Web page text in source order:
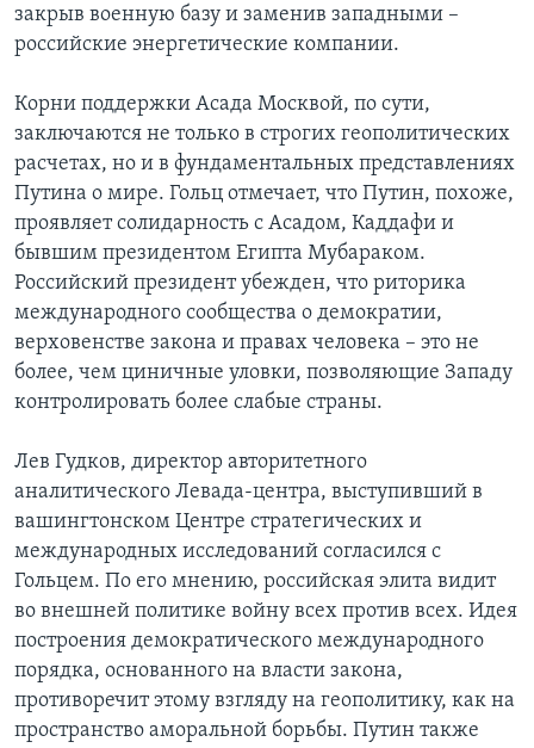
закрыв военную базу и заменив западными –
российские энергетические компании.
Корни поддержки Асада Москвой, по сути,
заключаются не только в строгих геополитических
расчетах, но и в фундаментальных представлениях
Путина о мире. Гольц отмечает, что Путин, похоже,
проявляет солидарность с Асадом, Каддафи и
бывшим президентом Египта Мубараком.
Российский президент убежден, что риторика
международного сообщества о демократии,
верховенстве закона и правах человека – это не
более, чем циничные уловки, позволяющие Западу
контролировать более слабые страны.
Лев Гудков, директор авторитетного
аналитического Левада-центра, выступивший в
вашингтонском Центре стратегических и
международных исследований согласился с
Гольцем. По его мнению, российская элита видит
во внешней политике войну всех против всех. Идея
построения демократического международного
порядка, основанного на власти закона,
противоречит этому взгляду на геополитику, как на
пространство аморальной борьбы. Путин также